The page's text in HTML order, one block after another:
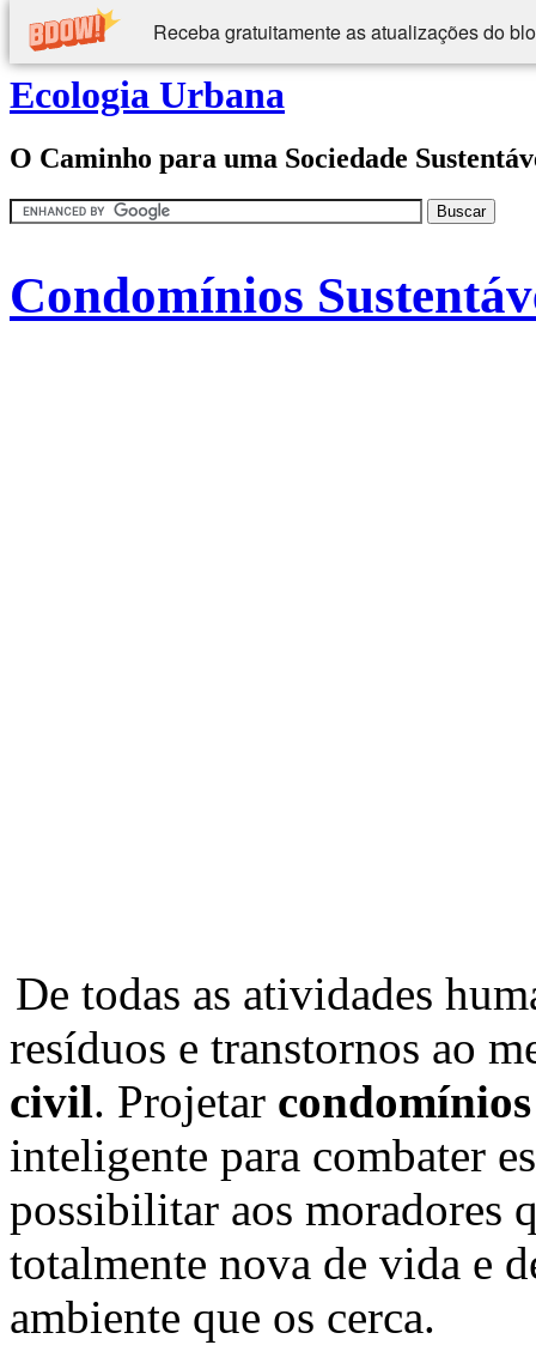
Receba gratuitamente as atualizações do
Ecologia Urbana
O Caminho para uma Sociedade
Condomínios
De todas as atividades
resíduos e transtornos ao
civil. Projetar
inteligente para combater
possibilitar aos moradores
totalmente nova de vida e
ambiente que os cerca.